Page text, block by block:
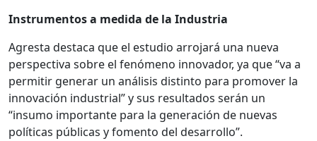
Instrumentos a medida de la Industria
Agresta destaca que el estudio arrojará una nueva
perspectiva sobre el fenómeno innovador, ya que “va a
permitir generar un análisis distinto para promover la
innovación industrial” y sus resultados serán un
“insumo importante para la generación de nuevas
políticas públicas y fomento del desarrollo”.